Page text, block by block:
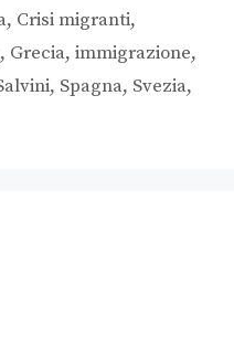
, Crisi migranti,
, Grecia, immigrazione,
, Spagna, Svezia,